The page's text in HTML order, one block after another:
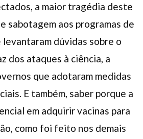
a maior tragédia deste
sabotagem aos programas de
levantaram dúvidas sobre o
dos ataques à ciência, a
que adotaram medidas
E também, saber porque a
em adquirir vacinas para
como foi feito nos demais